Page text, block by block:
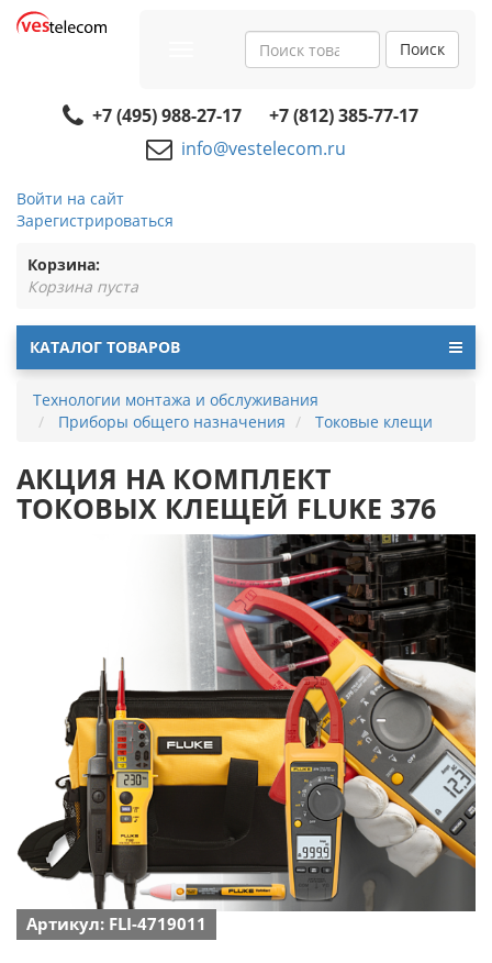
navigation
Поиск
+7 (495) 988-27-17
+7 (812) 385-77-17
info@vestelecom.ru
Войти на сайт
Зарегистрироваться
Корзина:
Корзина пуста
КАТАЛОГ ТОВАРОВ
Технологии монтажа и обслуживания
Приборы общего назначения
Токовые клещи
АКЦИЯ НА КОМПЛЕКТ
ТОКОВЫХ КЛЕЩЕЙ FLUKE 376
Артикул: FLI-4719011